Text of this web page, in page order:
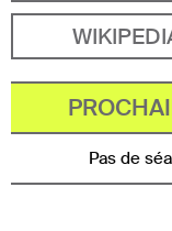
Pas de